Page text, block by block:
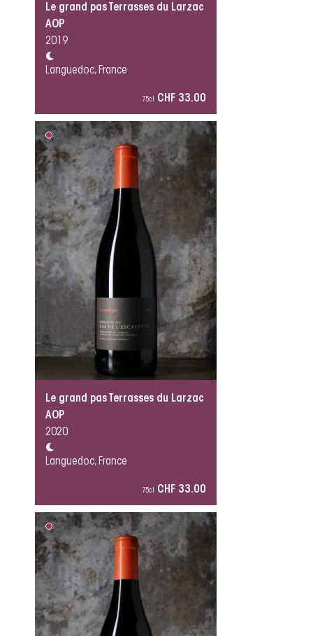
Le grand pas Terrasses du Larzac
AOP
2019
Languedoc, France
75cl CHF 33.00
Le grand pas Terrasses du Larzac
AOP
2020
Languedoc, France
75cl CHF 33.00